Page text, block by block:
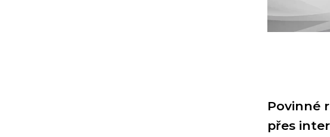
Povinné
přes